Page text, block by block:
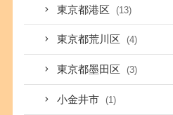
東京都港区 (13)
東京都荒川区 (4)
東京都墨田区 (3)
小金井市 (1)